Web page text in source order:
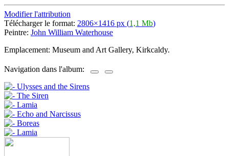
Modifier l'attribution
Télécharger le format: 2806×1416 px (1,1 Mb)
Peintre: John William Waterhouse
Emplacement: Museum and Art Gallery, Kirkcaldy.
Navigation dans l'album: